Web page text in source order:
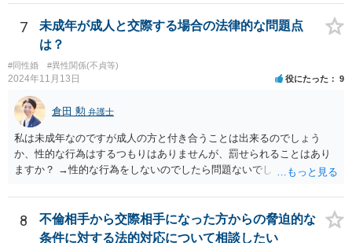
7
未成年が成人と交際する場合の法律的な問題点
は？
#同性婚 #異性関係(不貞等)
2024年11月13日 役にたった 9
倉田 勲 弁護士
私は未成年なのですが成人の方と付き合うことは出来るのでしょう
か、性的な行為はするつもりはありませんが、罰せられることはあり
ますか？ →性的な行為をしないのでしたら問題ないでしょう
8
不倫相手から交際相手になった方からの脅迫的な
条件に対する法的対応について相談したい